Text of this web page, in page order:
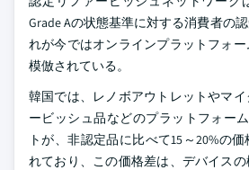
Grade Aの状態基準に対する消費者の
れが今ではオンラインプラットフォ
模倣されている。
韓国では、レノボアウトレットやマ
ービッシュ品などのプラットフォー
トが、非認定品に比べて15～20%の
れており、この価格差は、デバイス